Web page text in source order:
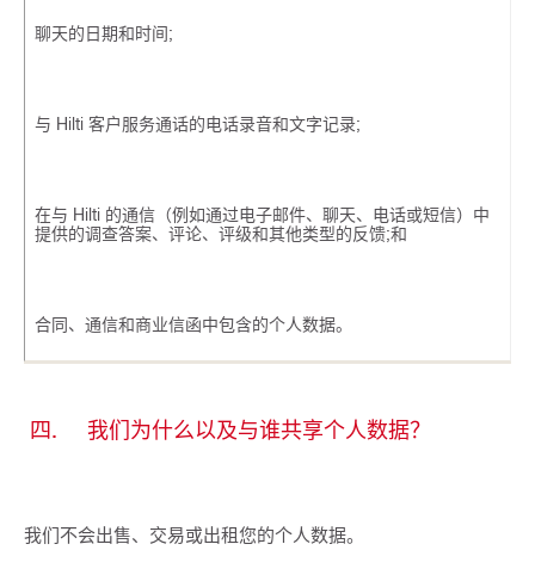
聊天的日期和时间;
与 Hilti 客户服务通话的电话录音和文字记录;
在与 Hilti 的通信（例如通过电子邮件、聊天、电话或短信）中
提供的调查答案、评论、评级和其他类型的反馈;和
合同、通信和商业信函中包含的个人数据。
四. 我们为什么以及与谁共享个人数据？
我们不会出售、交易或出租您的个人数据。